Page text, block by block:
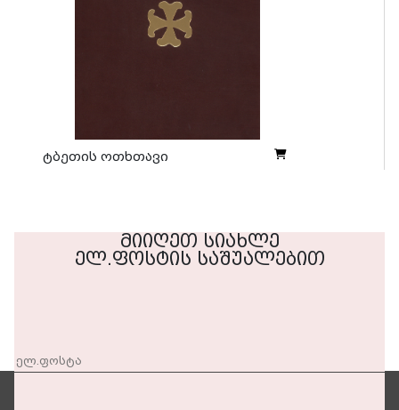
ტბეთის ოთხთავი
მიიღეთ სიახლე
ელ.ფოსტის საშუალებით